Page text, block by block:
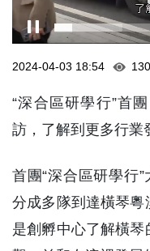
2024-04-03 18:54
“深合區研學行”首
訪，了解到更多行業
首團“深合區研學行
分成多隊到達橫琴
是創孵中心了解橫